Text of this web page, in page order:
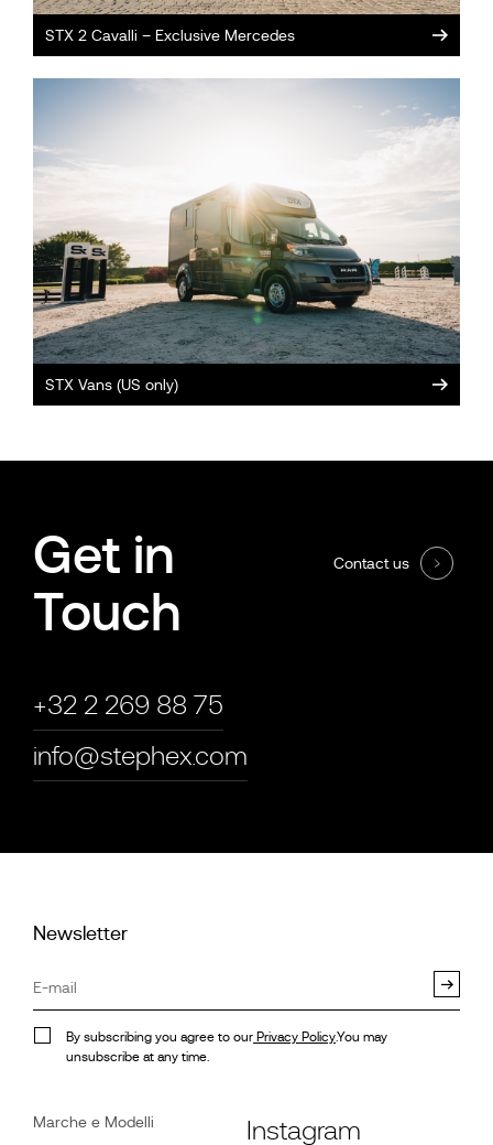
STX 2 Cavalli – Exclusive Mercedes
STX Vans (US only)
Get in
Touch
+32 2 269 88 75
info@stephex.com
Contact us
Newsletter
By subscribing you agree to our Privacy Policy.You may
unsubscribe at any time.
Marche e Modelli
Instagram